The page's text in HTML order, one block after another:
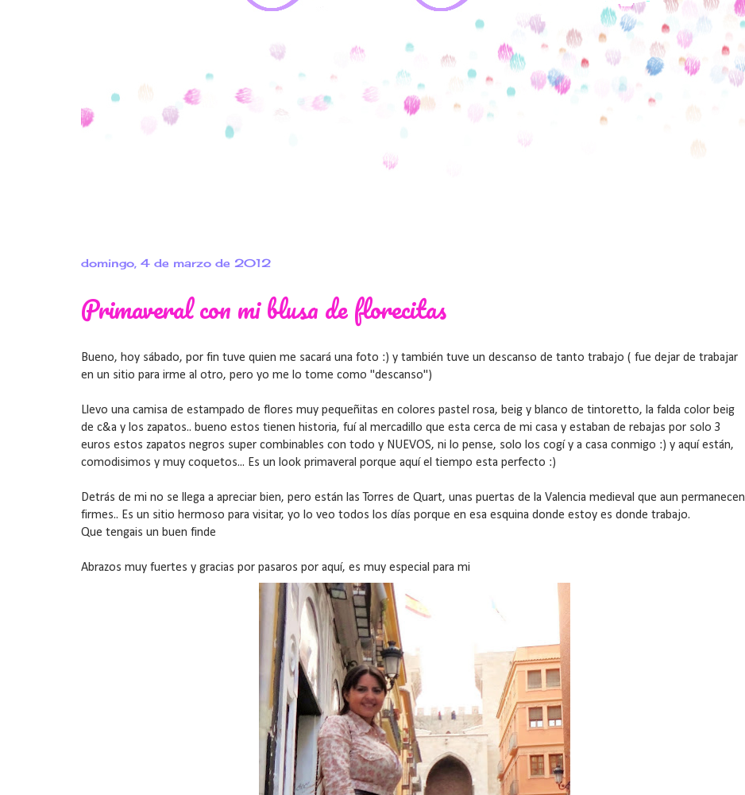
domingo, 4 de marzo de 2012
Primaveral con mi blusa de florecitas
Bueno, hoy sábado, por fin tuve quien me sacará una foto :) y también tuve un descanso de tanto trabajo ( fue dejar de trabajar
en un sitio para irme al otro, pero yo me lo tome como "descanso")
Llevo una camisa de estampado de flores muy pequeñitas en colores pastel rosa, beig y blanco de tintoretto, la falda color beig
de c&a y los zapatos.. bueno estos tienen historia, fuí al mercadillo que esta cerca de mi casa y estaban de rebajas por solo 3
euros estos zapatos negros super combinables con todo y NUEVOS, ni lo pense, solo los cogí y a casa conmigo :) y aquí están,
comodisimos y muy coquetos... Es un look primaveral porque aquí el tiempo esta perfecto :)
Detrás de mi no se llega a apreciar bien, pero están las Torres de Quart, unas puertas de la Valencia medieval que aun permanecen
firmes.. Es un sitio hermoso para visitar, yo lo veo todos los días porque en esa esquina donde estoy es donde trabajo.
Que tengais un buen finde
Abrazos muy fuertes y gracias por pasaros por aquí, es muy especial para mi